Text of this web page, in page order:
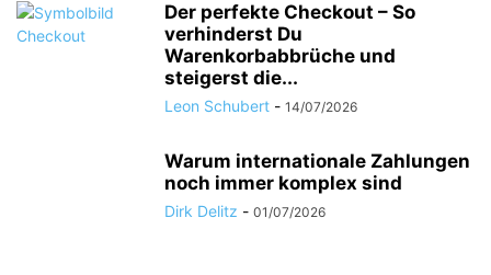
Der perfekte Checkout – So
verhinderst Du
Warenkorbabbrüche und
steigerst die...
Leon Schubert - 14/07/2026
Warum internationale Zahlungen
noch immer komplex sind
Dirk Delitz - 01/07/2026